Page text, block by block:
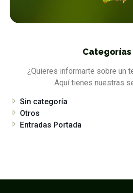
Categorías
¿Quieres informarte sobre un
Aquí tienes nuestras
Sin categoría
Otros
Entradas Portada